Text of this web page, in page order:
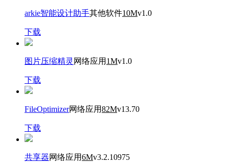
arkie智能设计助手其他软件10Mv1.0
下载
图片压缩精灵 网络应用 1Mv1.0
下载
FileOptimizer网络应用82Mv13.70
下载
共享器网络应用6Mv3.2.10975